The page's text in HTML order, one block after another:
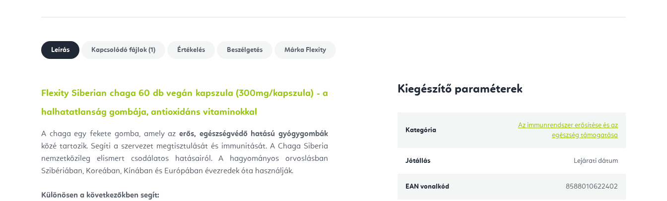
Leírás Kapcsolódó fájlok (1) Értékelés Beszélgetés Márka Flexity
Flexity Siberian chaga 60 db vegán kapszula (300mg/kapszula) - a
halhatatlanság gombája, antioxidáns vitaminokkal
A chaga egy fekete gomba, amely az erős, egészségvédő hatású gyógygombák
közé tartozik. Segíti a szervezet megtisztulását és immunitását. A Chaga Siberia
nemzetközileg elismert csodálatos hatásairól. A hagyományos orvoslásban
Szibériában, Koreában, Kínában és Európában évezredek óta használják.
Különösen a következőkben segít:
Kiegészítő paraméterek
Kategória
Az immunrendszer erősítése és az
egészség támogatása
Jótállás Lejárati dátum
EAN vonalkód 8588010622402